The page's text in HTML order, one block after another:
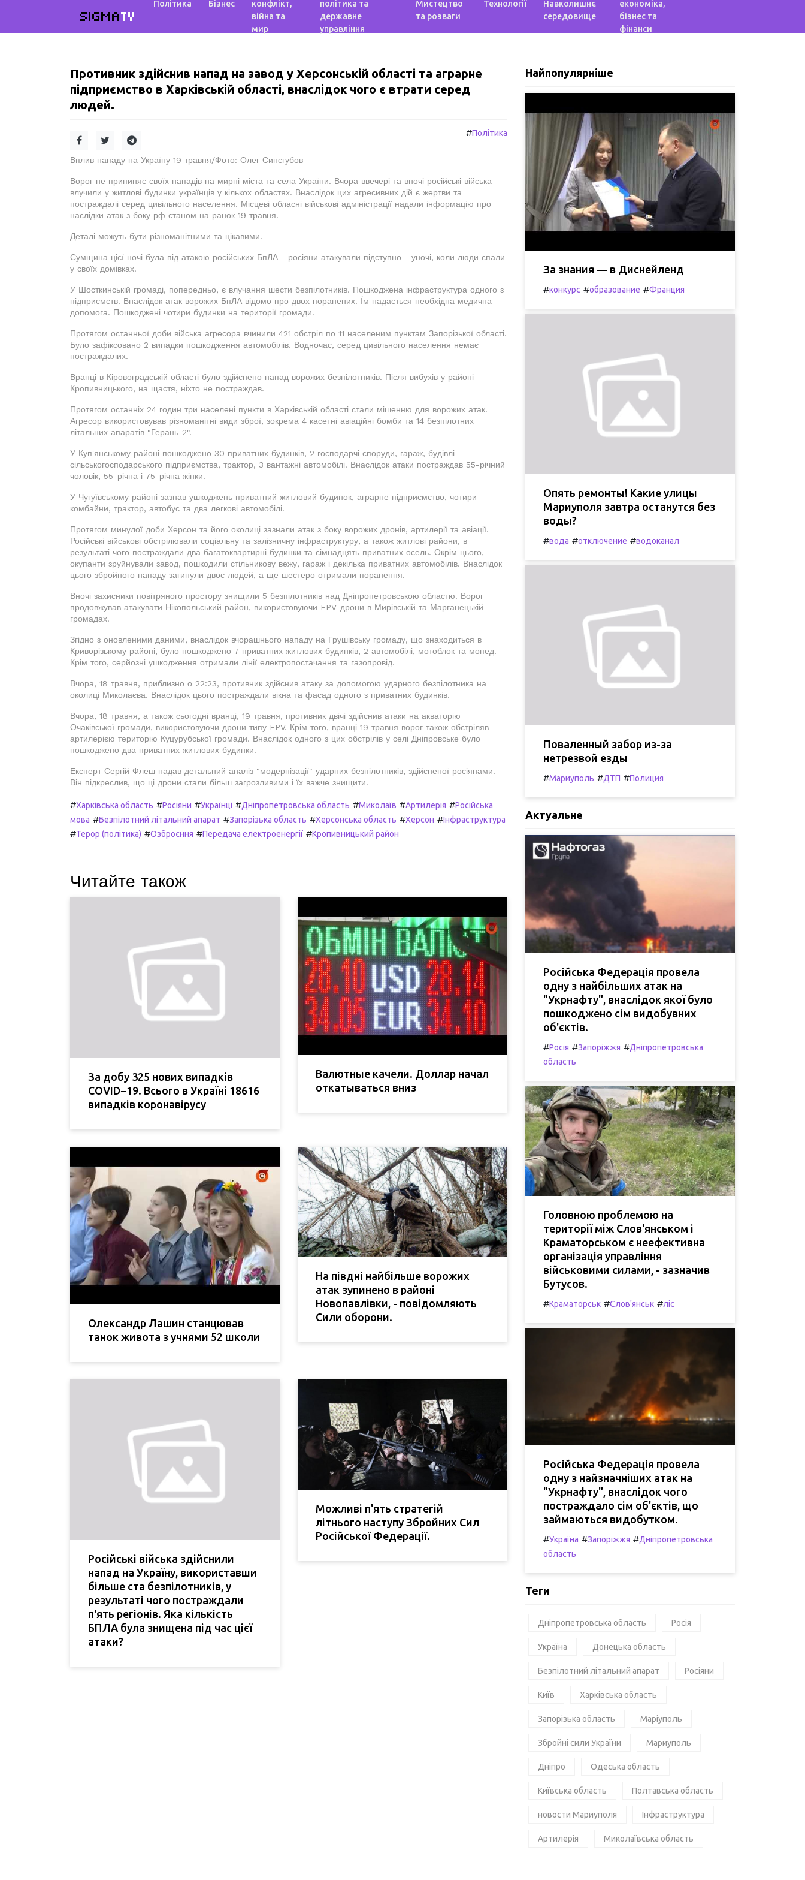
SIGMATV
Політика Бізнес
конфлікт,
війна та
мир
політика та
державне
управління
Мистецтво
та розваги
Технології
Навколишнє
середовище
економіка,
бізнес та
фінанси
Противник здійснив напад на завод у Херсонській області та аграрне
підприємство в Харківській області, внаслідок чого є втрати серед
людей.
#Політика
Вплив нападу на Україну 19 травня/Фото: Олег Синєгубов
Ворог не припиняє своїх нападів на мирні міста та села України. Вчора ввечері та вночі російські війська
влучили у житлові будинки українців у кількох областях. Внаслідок цих агресивних дій є жертви та
постраждалі серед цивільного населення. Місцеві обласні військові адміністрації надали інформацію про
наслідки атак з боку рф станом на ранок 19 травня.
Деталі можуть бути різноманітними та цікавими.
Сумщина цієї ночі була під атакою російських БпЛА - росіяни атакували підступно - уночі, коли люди спали
у своїх домівках.
У Шосткинській громаді, попередньо, є влучання шести безпілотників. Пошкоджена інфраструктура одного з
підприємств. Внаслідок атак ворожих БпЛА відомо про двох поранених. Їм надається необхідна медична
допомога. Пошкоджені чотири будинки на території громади.
Протягом останньої доби війська агресора вчинили 421 обстріл по 11 населеним пунктам Запорізької області.
Було зафіксовано 2 випадки пошкодження автомобілів. Водночас, серед цивільного населення немає
постраждалих.
Вранці в Кіровоградській області було здійснено напад ворожих безпілотників. Після вибухів у районі
Кропивницького, на щастя, ніхто не постраждав.
Протягом останніх 24 годин три населені пункти в Харківській області стали мішенню для ворожих атак.
Агресор використовував різноманітні види зброї, зокрема 4 касетні авіаційні бомби та 14 безпілотних
літальних апаратів "Герань-2".
У Куп'янському районі пошкоджено 30 приватних будинків, 2 господарчі споруди, гараж, будівлі
сільськогосподарського підприємства, трактор, 3 вантажні автомобілі. Внаслідок атаки постраждав 55-річний
чоловік, 55-річна і 75-річна жінки.
У Чугуївському районі зазнав ушкоджень приватний житловий будинок, аграрне підприємство, чотири
комбайни, трактор, автобус та два легкові автомобілі.
Протягом минулої доби Херсон та його околиці зазнали атак з боку ворожих дронів, артилерії та авіації.
Російські військові обстрілювали соціальну та залізничну інфраструктуру, а також житлові райони, в
результаті чого постраждали два багатоквартирні будинки та сімнадцять приватних осель. Окрім цього,
окупанти зруйнували завод, пошкодили стільникову вежу, гараж і декілька приватних автомобілів. Внаслідок
цього збройного нападу загинули двоє людей, а ще шестеро отримали поранення.
Вночі захисники повітряного простору знищили 5 безпілотників над Дніпропетровською областю. Ворог
продовжував атакувати Нікопольський район, використовуючи FPV-дрони в Мирівській та Марганецькій
громадах.
Згідно з оновленими даними, внаслідок вчорашнього нападу на Грушівську громаду, що знаходиться в
Криворізькому районі, було пошкоджено 7 приватних житлових будинків, 2 автомобілі, мотоблок та мопед.
Крім того, серйозні ушкодження отримали лінії електропостачання та газопровід.
Вчора, 18 травня, приблизно о 22:23, противник здійснив атаку за допомогою ударного безпілотника на
околиці Миколаєва. Внаслідок цього постраждали вікна та фасад одного з приватних будинків.
Вчора, 18 травня, а також сьогодні вранці, 19 травня, противник двічі здійснив атаки на акваторію
Очаківської громади, використовуючи дрони типу FPV. Крім того, вранці 19 травня ворог також обстріляв
артилерією територію Куцурубської громади. Внаслідок одного з цих обстрілів у селі Дніпровське було
пошкоджено два приватних житлових будинки.
Експерт Сергій Флеш надав детальний аналіз "модернізації" ударних безпілотників, здійсненої росіянами.
Він підкреслив, що ці дрони стали більш загрозливими і їх важче знищити.
#Харківська область #Росіяни #Українці #Дніпропетровська область #Миколаїв #Артилерія #Російська
мова #Безпілотний літальний апарат #Запорізька область #Херсонська область #Херсон #Інфраструктура
#Терор (політика) #Озброєння #Передача електроенергії #Кропивницький район
Читайте також
За добу 325 нових випадків
COVID−19. Всього в Україні 18616
випадків коронавірусу
Валютные качели. Доллар начал
откатываться вниз
Олександр Лашин станцював
танок живота з учнями 52 школи
На півдні найбільше ворожих
атак зупинено в районі
Новопавлівки, - повідомляють
Сили оборони.
Російські війська здійснили
напад на Україну, використавши
більше ста безпілотників, у
результаті чого постраждали
п'ять регіонів. Яка кількість
БПЛА була знищена під час цієї
атаки?
Можливі п'ять стратегій
літнього наступу Збройних Сил
Російської Федерації.
Найпопулярніше
За знания — в Диснейленд
#конкурс #образование #Франция
Опять ремонты! Какие улицы
Мариуполя завтра останутся без
воды?
#вода #отключение #водоканал
Поваленный забор из-за
нетрезвой езды
#Мариуполь #ДТП #Полиция
Актуальне
Російська Федерація провела
одну з найбільших атак на
"Укрнафту", внаслідок якої було
пошкоджено сім видобувних
об'єктів.
#Росія #Запоріжжя #Дніпропетровська
область
Головною проблемою на
території між Слов'янськом і
Краматорськом є неефективна
організація управління
військовими силами, - зазначив
Бутусов.
#Краматорськ #Слов'янськ #ліс
Російська Федерація провела
одну з найзначніших атак на
"Укрнафту", внаслідок чого
постраждало сім об'єктів, що
займаються видобутком.
#Україна #Запоріжжя #Дніпропетровська
область
Теги
Дніпропетровська область Росія
Україна Донецька область
Безпілотний літальний апарат Росіяни
Київ Харківська область
Запорізька область Маріуполь
Збройні сили України Мариуполь
Дніпро Одеська область
Київська область Полтавська область
новости Мариуполя Інфраструктура
Артилерія Миколаївська область